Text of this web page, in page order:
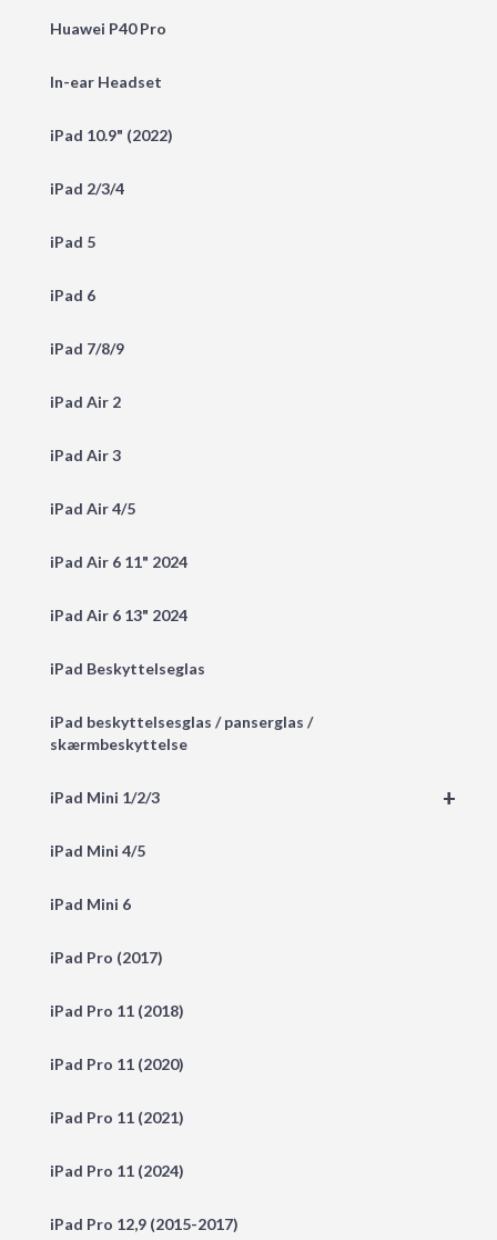
Huawei P40 Pro
In-ear Headset
iPad 10.9" (2022)
iPad 2/3/4
iPad 5
iPad 6
iPad 7/8/9
iPad Air 2
iPad Air 3
iPad Air 4/5
iPad Air 6 11" 2024
iPad Air 6 13" 2024
iPad Beskyttelseglas
iPad beskyttelsesglas / panserglas /
skærmbeskyttelse
+
iPad Mini 1/2/3
iPad Mini 4/5
iPad Mini 6
iPad Pro (2017)
iPad Pro 11 (2018)
iPad Pro 11 (2020)
iPad Pro 11 (2021)
iPad Pro 11 (2024)
iPad Pro 12,9 (2015-2017)